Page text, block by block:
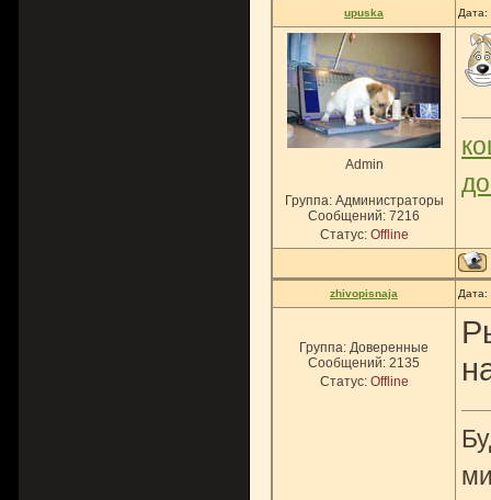
upuska Дата:
Admin
Группа: Администраторы
Сообщений: 7216
Статус: Offline
zhivopisnaja
Группа: Доверенные
Сообщений: 2135
Статус: Offline